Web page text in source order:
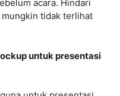
acara. Hindari
tidak terlihat
untuk presentasi